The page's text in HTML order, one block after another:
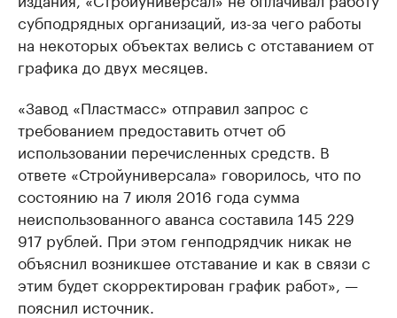
субподрядных организаций, из-за чего работы
на некоторых объектах велись с отставанием от
графика до двух месяцев.
«Завод «Пластмасс» отправил запрос с
требованием предоставить отчет об
использовании перечисленных средств. В
ответе «Стройуниверсала» говорилось, что по
состоянию на 7 июля 2016 года сумма
неиспользованного аванса составила 145 229
917 рублей. При этом генподрядчик никак не
объяснил возникшее отставание и как в связи с
этим будет скорректирован график работ», —
пояснил источник.